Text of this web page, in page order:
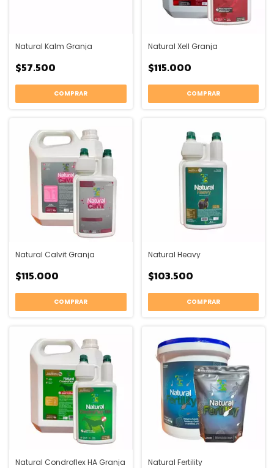
Natural Kalm Granja
$57.500
Natural Xell Granja
$115.000
COMPRAR
Natural Calvit Granja
$115.000
COMPRAR
Natural Heavy
$103.500
Natural Condroflex HA Granja Natural Fertility